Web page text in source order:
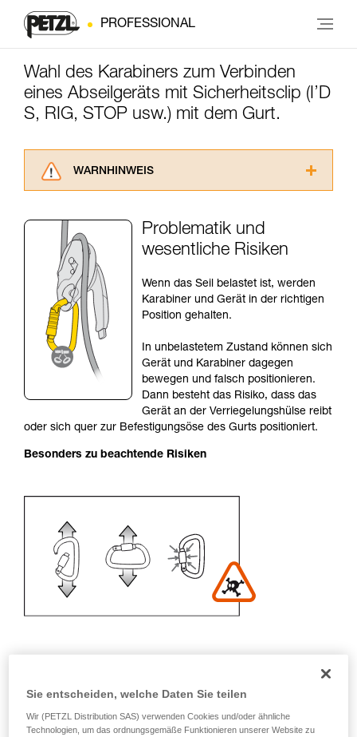
PROFESSIONAL
Wahl des Karabiners zum Verbinden
eines Abseilgeräts mit Sicherheitsclip (I’D
S, RIG, STOP usw.) mit dem Gurt.
WARNHINWEIS
aufmerksam durch, bevor Sie diesen zu Rate
ziehen. Um diese Zusatzinformationen
verstehen zu können, müssen Sie zuerst die in
der Gebrauchsanweisung enthaltenen
Informationen richtig verstanden haben.
Die Beherrschung dieser Techniken setzt eine
entsprechende Ausbildung und ein spezielles
Training voraus. Prüfen Sie zusammen mit
einem Profi, ob Sie in der Lage sind, den
Vorgang alleine sicher zu wiederholen, bevor
Sie ihn eigenständig durchführen.
Wir geben Beispiele für die mit Ihrer Aktivität
verbundenen Techniken. Möglicherweise gibt es
beschrieben werden.
Problematik und
wesentliche Risiken
Wenn das Seil belastet ist, werden
Karabiner und Gerät in der richtigen
Position gehalten.
In unbelastetem Zustand können sich
Gerät und Karabiner dagegen
bewegen und falsch positionieren.
Dann besteht das Risiko, dass das
Gerät an der Verriegelungshülse reibt
oder sich quer zur Befestigungsöse des Gurts positioniert.
Besonders zu beachtende Risiken
Empfehlung für Karabiner und
Zubehör
Sie entscheiden, welche Daten Sie teilen
Wir (PETZL Distribution SAS) verwenden Cookies und/oder ähnliche
Technologien, um das ordnungsgemäße Funktionieren unserer Website zu